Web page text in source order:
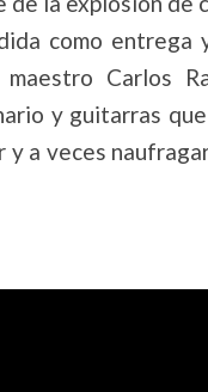
como entrega
Carlos
y guitarras
a veces